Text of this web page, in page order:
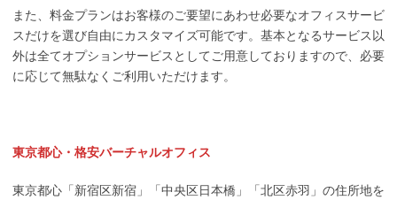
また、料金プランはお客様のご要望にあわせ必要なオフィスサービ
スだけを選び自由にカスタマイズ可能です。基本となるサービス以
外は全てオプションサービスとしてご用意しておりますので、必要
に応じて無駄なくご利用いただけます。
東京都心・格安バーチャルオフィス
東京都心「新宿区新宿」「中央区日本橋」「北区赤羽」の住所地を